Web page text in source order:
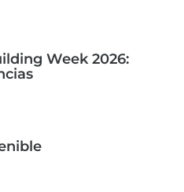
Week 2026: